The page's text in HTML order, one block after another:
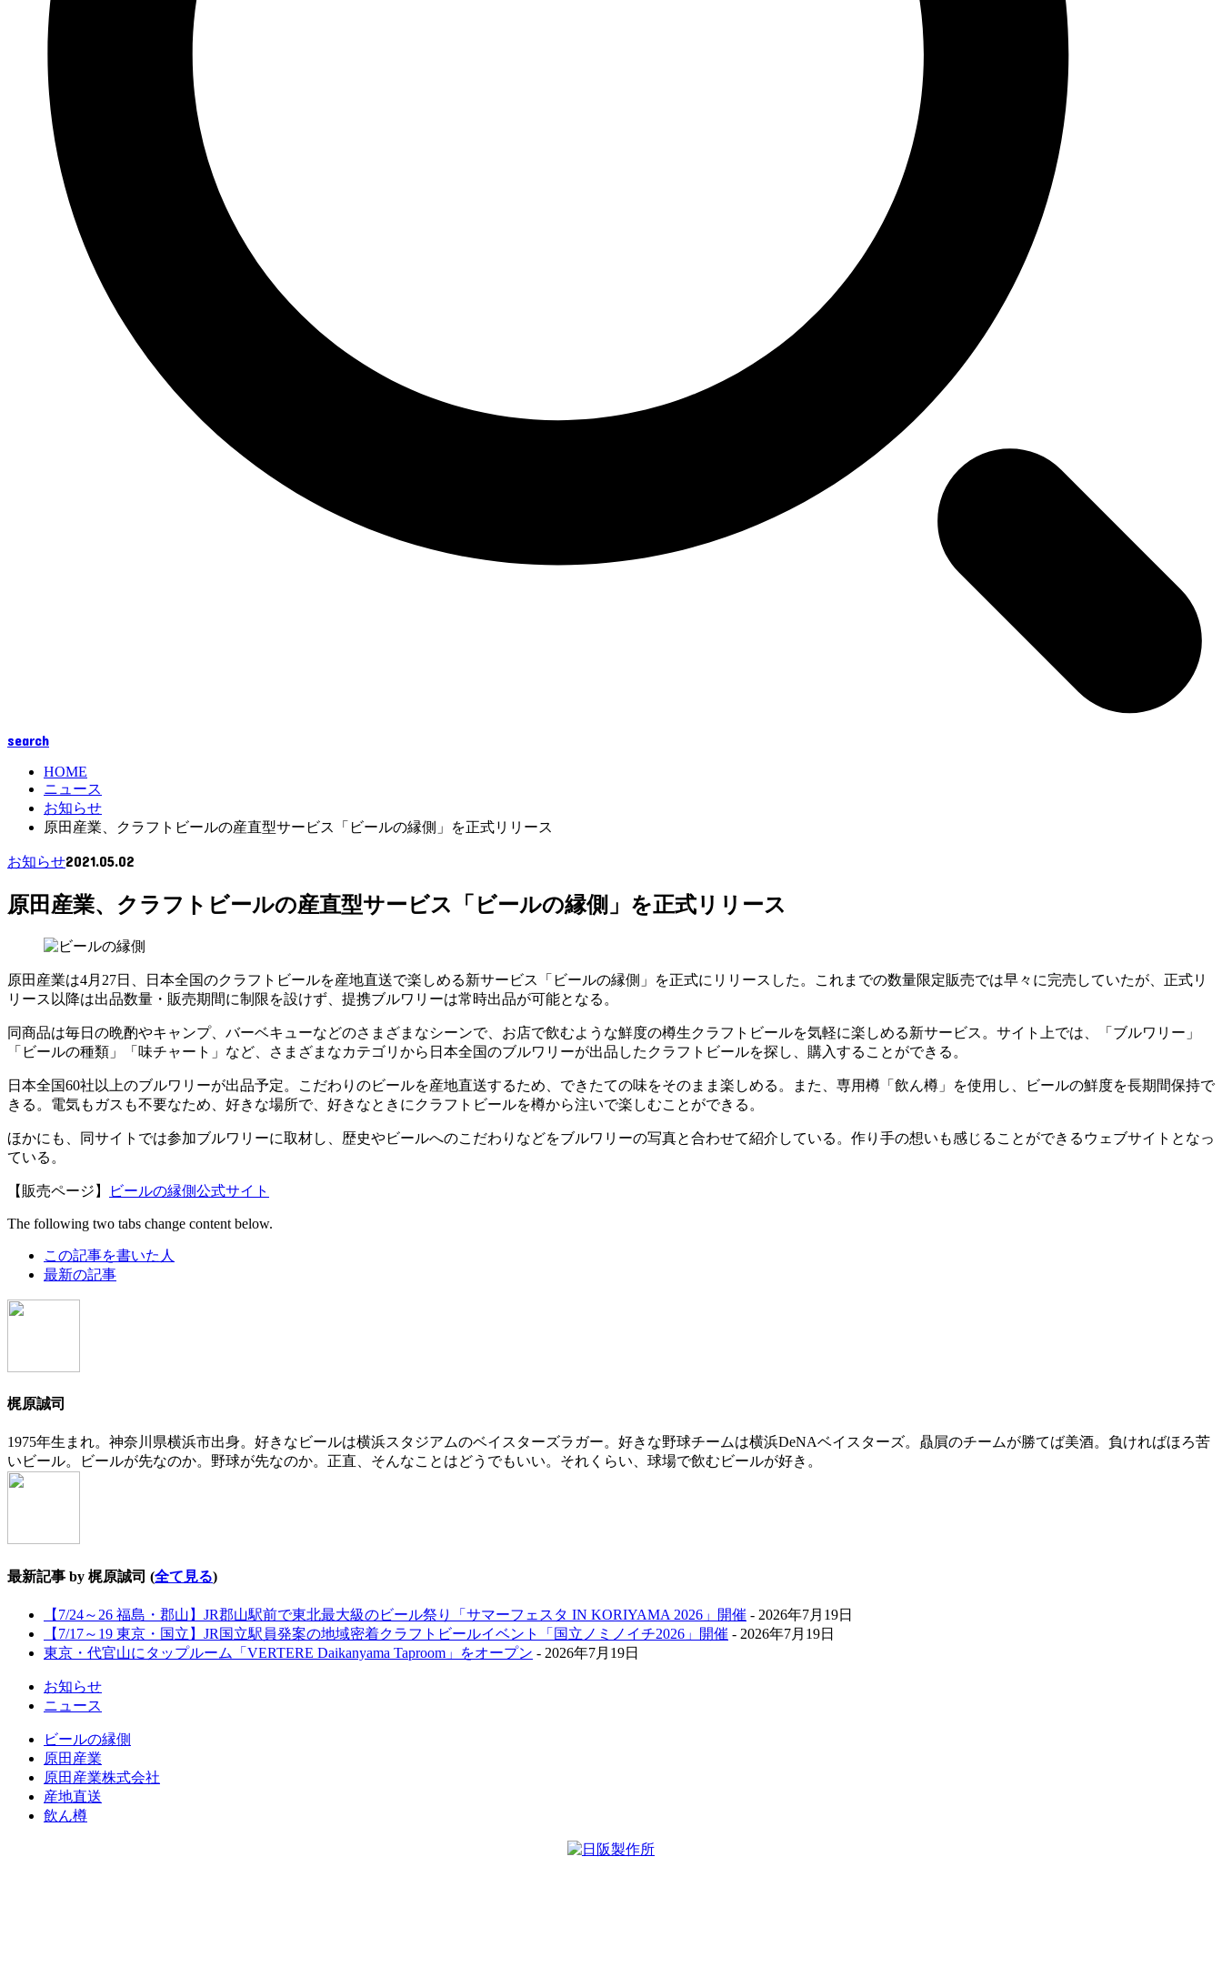
search
HOME
ニュース
お知らせ
原田産業、クラフトビールの産直型サービス「ビールの縁側」を正式リリース
お知らせ2021.05.02
原田産業、クラフトビールの産直型サービス「ビールの縁側」を正式リリース
原田産業は4月27日、日本全国のクラフトビールを産地直送で楽しめる新サービス「ビールの縁側」を正式にリリースした。これまでの数量限定販売では早々に完売していたが、正式リ
リース以降は出品数量・販売期間に制限を設けず、提携ブルワリーは常時出品が可能となる。
同商品は毎日の晩酌やキャンプ、バーベキューなどのさまざまなシーンで、お店で飲むような鮮度の樽生クラフトビールを気軽に楽しめる新サービス。サイト上では、「ブルワリー」
「ビールの種類」「味チャート」など、さまざまなカテゴリから日本全国のブルワリーが出品したクラフトビールを探し、購入することができる。
日本全国60社以上のブルワリーが出品予定。こだわりのビールを産地直送するため、できたての味をそのまま楽しめる。また、専用樽「飲ん樽」を使用し、ビールの鮮度を長期間保持で
きる。電気もガスも不要なため、好きな場所で、好きなときにクラフトビールを樽から注いで楽しむことができる。
ほかにも、同サイトでは参加ブルワリーに取材し、歴史やビールへのこだわりなどをブルワリーの写真と合わせて紹介している。作り手の想いも感じることができるウェブサイトとなっ
ている。
【販売ページ】 ビールの縁側公式サイト
The following two tabs change content below.
この記事を書いた人
最新の記事
梶原誠司
1975年生まれ。神奈川県横浜市出身。好きなビールは横浜スタジアムのベイスターズラガー。好きな野球チームは横浜DeNAベイスターズ。贔屓のチームが勝てば美酒。負ければほろ苦
いビール。ビールが先なのか。野球が先なのか。正直、そんなことはどうでもいい。それくらい、球場で飲むビールが好き。
最新記事 by 梶原誠司 (全て見る)
【7/24～26 福島・郡山】JR郡山駅前で東北最大級のビール祭り「サマーフェスタ IN KORIYAMA 2026」開催 - 2026年7月19日
【7/17～19 東京・国立】JR国立駅員発案の地域密着クラフトビールイベント「国立ノミノイチ2026」開催 - 2026年7月19日
東京・代官山にタップルーム「VERTERE Daikanyama Taproom」をオープン - 2026年7月19日
お知らせ
ニュース
ビールの縁側
原田産業
原田産業株式会社
産地直送
飲ん樽